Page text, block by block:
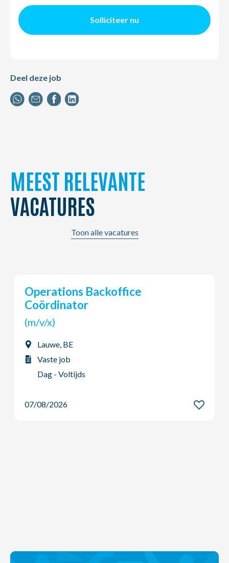
Solliciteer nu
Deel deze job
MEEST RELEVANTE
VACATURES
Toon alle vacatures
Young Potential Planner
(m/v/x)
Ardooie, BE
Vaste job
Dag - Voltijds